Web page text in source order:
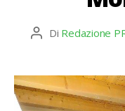
Autore
Di Redazione